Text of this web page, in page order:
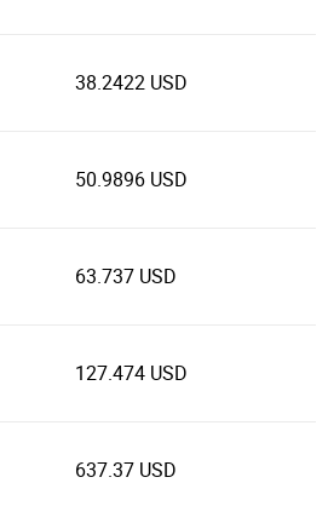
38.2422 USD
50.9896 USD
63.737 USD
127.474 USD
637.37 USD